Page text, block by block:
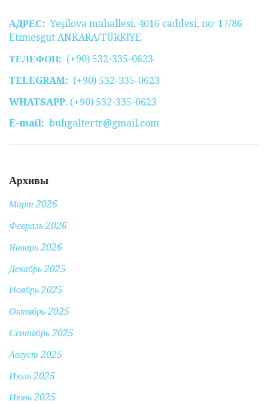
АДРЕС: Yeşilova mahallesi, 4016 caddesi, no: 17/86
Etimesgut ANKARA/TÜRKİYE
ТЕЛЕФОН: (+90) 532-335-0623
TELEGRAM: (+90) 532-335-0623
WHATSAPP: (+90) 532-335-0623
E-mail: buhgaltertr@gmail.com
Архивы
Март 2026
Февраль 2026
Январь 2026
Декабрь 2025
Ноябрь 2025
Октябрь 2025
Сентябрь 2025
Август 2025
Июль 2025
Июнь 2025